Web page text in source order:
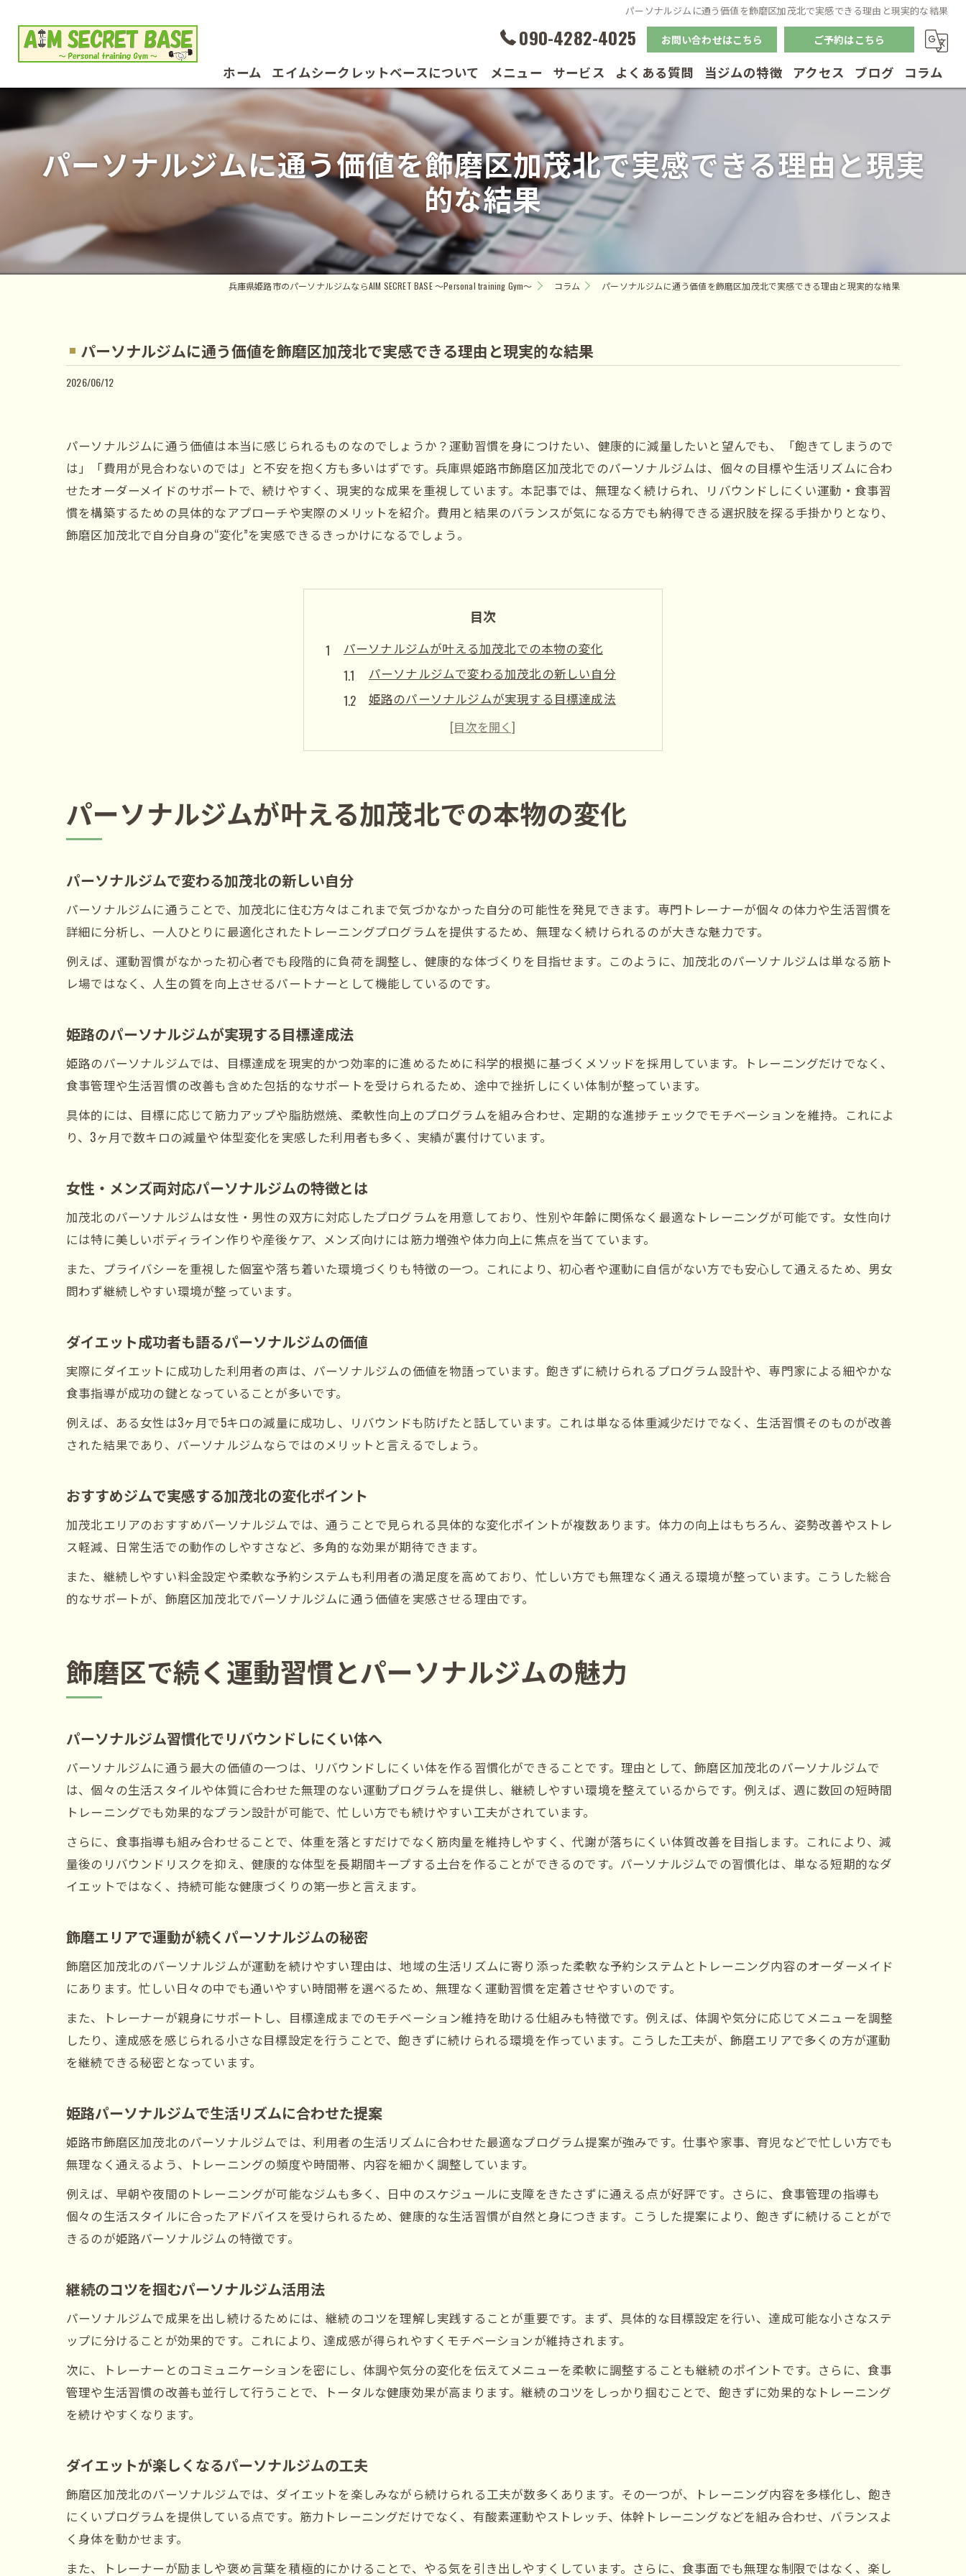
パーソナルジムに通う価値を飾磨区加茂北で実感できる理由と現実的な結果
090-4282-4025 お問い合わせはこちら ご予約はこちら
ホーム エイムシークレットベースについて
お客様の声
メニュー サービス よくある質問 当ジムの特徴
体幹トレーニング
リハビリ
アクセス ブログ コラム
パーソナルジムに通う価値を飾磨区加茂北で実感できる理由と現実
的な結果
兵庫県姫路市のパーソナルジムならAIM SECRET BASE ～Personal training Gym～ コラム パーソナルジムに通う価値を飾磨区加茂北で実感できる理由と現実的な結果
パーソナルジムに通う価値を飾磨区加茂北で実感できる理由と現実的な結果
2026/06/12
パーソナルジムに通う価値は本当に感じられるものなのでしょうか？運動習慣を身につけたい、健康的に減量したいと望んでも、「飽きてしまうので
は」「費用が見合わないのでは」と不安を抱く方も多いはずです。兵庫県姫路市飾磨区加茂北でのパーソナルジムは、個々の目標や生活リズムに合わ
せたオーダーメイドのサポートで、続けやすく、現実的な成果を重視しています。本記事では、無理なく続けられ、リバウンドしにくい運動・食事習
慣を構築するための具体的なアプローチや実際のメリットを紹介。費用と結果のバランスが気になる方でも納得できる選択肢を探る手掛かりとなり、
飾磨区加茂北で自分自身の“変化”を実感できるきっかけになるでしょう。
目次
パーソナルジムが叶える加茂北での本物の変化
パーソナルジムで変わる加茂北の新しい自分
姫路のパーソナルジムが実現する目標達成法
女性・メンズ両対応パーソナルジムの特徴とは
ダイエット成功者も語るパーソナルジムの価値
飾磨区で続く運動習慣とパーソナルジムの魅力
パーソナルジム習慣化でリバウンドしにくい体へ
継続のコツを掴むパーソナルジム活用法
ダイエットが楽しくなるパーソナルジムの工夫
ダイエット目的で選ぶパーソナルジムの比較基準
メンズにも適したパーソナルジムの魅力とは
パーソナルジム体験者が語る実感と変化
おすすめパーソナルジム利用者の成功ストーリー
継続できるジム探しで迷う方への飾磨区アドバイス
継続重視で選ぶパーソナルジムの見極め方
飾磨区のおすすめジム選びアドバイスまとめ
パーソナルジムの費用対効果を実例で検証
姫路パーソナルジム利用者のリアルな成果体験
安いだけじゃない長期的な効果に注目しよう
パーソナルジムが叶える加茂北での本物の変化
パーソナルジムで変わる加茂北の新しい自分
パーソナルジムに通うことで、加茂北に住む方々はこれまで気づかなかった自分の可能性を発見できます。専門トレーナーが個々の体力や生活習慣を
詳細に分析し、一人ひとりに最適化されたトレーニングプログラムを提供するため、無理なく続けられるのが大きな魅力です。
例えば、運動習慣がなかった初心者でも段階的に負荷を調整し、健康的な体づくりを目指せます。このように、加茂北のパーソナルジムは単なる筋ト
レ場ではなく、人生の質を向上させるパートナーとして機能しているのです。
姫路のパーソナルジムが実現する目標達成法
姫路のパーソナルジムでは、目標達成を現実的かつ効率的に進めるために科学的根拠に基づくメソッドを採用しています。トレーニングだけでなく、
食事管理や生活習慣の改善も含めた包括的なサポートを受けられるため、途中で挫折しにくい体制が整っています。
具体的には、目標に応じて筋力アップや脂肪燃焼、柔軟性向上のプログラムを組み合わせ、定期的な進捗チェックでモチベーションを維持。これによ
り、3ヶ月で数キロの減量や体型変化を実感した利用者も多く、実績が裏付けています。
女性・メンズ両対応パーソナルジムの特徴とは
加茂北のパーソナルジムは女性・男性の双方に対応したプログラムを用意しており、性別や年齢に関係なく最適なトレーニングが可能です。女性向け
には特に美しいボディライン作りや産後ケア、メンズ向けには筋力増強や体力向上に焦点を当てています。
また、プライバシーを重視した個室や落ち着いた環境づくりも特徴の一つ。これにより、初心者や運動に自信がない方でも安心して通えるため、男女
問わず継続しやすい環境が整っています。
ダイエット成功者も語るパーソナルジムの価値
実際にダイエットに成功した利用者の声は、パーソナルジムの価値を物語っています。飽きずに続けられるプログラム設計や、専門家による細やかな
食事指導が成功の鍵となっていることが多いです。
例えば、ある女性は3ヶ月で5キロの減量に成功し、リバウンドも防げたと話しています。これは単なる体重減少だけでなく、生活習慣そのものが改善
された結果であり、パーソナルジムならではのメリットと言えるでしょう。
おすすめジムで実感する加茂北の変化ポイント
加茂北エリアのおすすめパーソナルジムでは、通うことで見られる具体的な変化ポイントが複数あります。体力の向上はもちろん、姿勢改善やストレ
ス軽減、日常生活での動作のしやすさなど、多角的な効果が期待できます。
また、継続しやすい料金設定や柔軟な予約システムも利用者の満足度を高めており、忙しい方でも無理なく通える環境が整っています。こうした総合
的なサポートが、飾磨区加茂北でパーソナルジムに通う価値を実感させる理由です。
飾磨区で続く運動習慣とパーソナルジムの魅力
パーソナルジム習慣化でリバウンドしにくい体へ
パーソナルジムに通う最大の価値の一つは、リバウンドしにくい体を作る習慣化ができることです。理由として、飾磨区加茂北のパーソナルジムで
は、個々の生活スタイルや体質に合わせた無理のない運動プログラムを提供し、継続しやすい環境を整えているからです。例えば、週に数回の短時間
トレーニングでも効果的なプラン設計が可能で、忙しい方でも続けやすい工夫がされています。
さらに、食事指導も組み合わせることで、体重を落とすだけでなく筋肉量を維持しやすく、代謝が落ちにくい体質改善を目指します。これにより、減
量後のリバウンドリスクを抑え、健康的な体型を長期間キープする土台を作ることができるのです。パーソナルジムでの習慣化は、単なる短期的なダ
イエットではなく、持続可能な健康づくりの第一歩と言えます。
飾磨エリアで運動が続くパーソナルジムの秘密
飾磨区加茂北のパーソナルジムが運動を続けやすい理由は、地域の生活リズムに寄り添った柔軟な予約システムとトレーニング内容のオーダーメイド
にあります。忙しい日々の中でも通いやすい時間帯を選べるため、無理なく運動習慣を定着させやすいのです。
また、トレーナーが親身にサポートし、目標達成までのモチベーション維持を助ける仕組みも特徴です。例えば、体調や気分に応じてメニューを調整
したり、達成感を感じられる小さな目標設定を行うことで、飽きずに続けられる環境を作っています。こうした工夫が、飾磨エリアで多くの方が運動
を継続できる秘密となっています。
姫路パーソナルジムで生活リズムに合わせた提案
姫路市飾磨区加茂北のパーソナルジムでは、利用者の生活リズムに合わせた最適なプログラム提案が強みです。仕事や家事、育児などで忙しい方でも
無理なく通えるよう、トレーニングの頻度や時間帯、内容を細かく調整しています。
例えば、早朝や夜間のトレーニングが可能なジムも多く、日中のスケジュールに支障をきたさずに通える点が好評です。さらに、食事管理の指導も
個々の生活スタイルに合ったアドバイスを受けられるため、健康的な生活習慣が自然と身につきます。こうした提案により、飽きずに続けることがで
きるのが姫路パーソナルジムの特徴です。
継続のコツを掴むパーソナルジム活用法
パーソナルジムで成果を出し続けるためには、継続のコツを理解し実践することが重要です。まず、具体的な目標設定を行い、達成可能な小さなステ
ップに分けることが効果的です。これにより、達成感が得られやすくモチベーションが維持されます。
次に、トレーナーとのコミュニケーションを密にし、体調や気分の変化を伝えてメニューを柔軟に調整することも継続のポイントです。さらに、食事
管理や生活習慣の改善も並行して行うことで、トータルな健康効果が高まります。継続のコツをしっかり掴むことで、飽きずに効果的なトレーニング
を続けやすくなります。
ダイエットが楽しくなるパーソナルジムの工夫
飾磨区加茂北のパーソナルジムでは、ダイエットを楽しみながら続けられる工夫が数多くあります。その一つが、トレーニング内容を多様化し、飽き
にくいプログラムを提供している点です。筋力トレーニングだけでなく、有酸素運動やストレッチ、体幹トレーニングなどを組み合わせ、バランスよ
く身体を動かせます。
また、トレーナーが励ましや褒め言葉を積極的にかけることで、やる気を引き出しやすくしています。さらに、食事面でも無理な制限ではなく、楽し